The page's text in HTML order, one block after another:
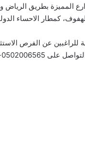
المميزة بطريق الرياض
كمطار الاحساء
للراغبين عن الفرص
0550802290